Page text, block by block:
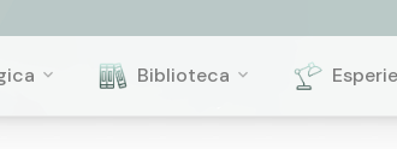
Biblioteca